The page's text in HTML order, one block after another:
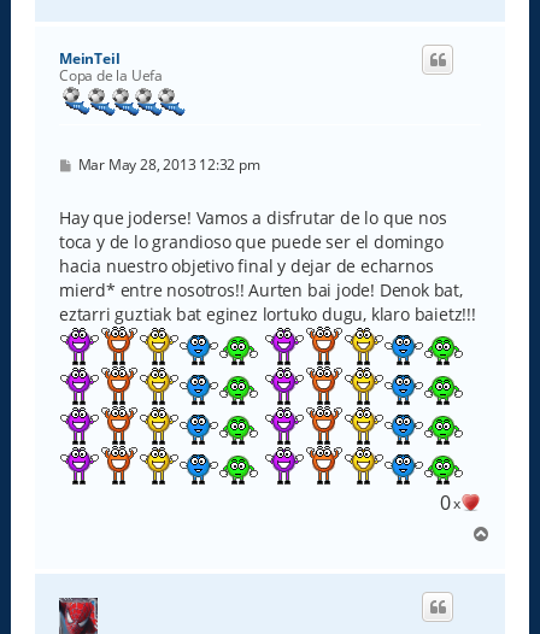
r
MeinTeil
Copa de la Uefa
M
s
a
j
e
Mar May 28, 2013 12:32 pm
Hay que joderse! Vamos a disfrutar de lo que nos
toca y de lo grandioso que puede ser el domingo
hacia nuestro objetivo final y dejar de echarnos
mierd* entre nosotros!! Aurten bai jode! Denok bat,
eztarri guztiak bat eginez lortuko dugu, klaro baietz!!!
0x
r